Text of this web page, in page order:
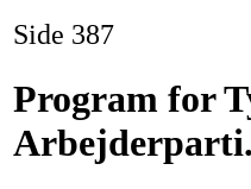
Side 387
Program for
Arbejderparti.